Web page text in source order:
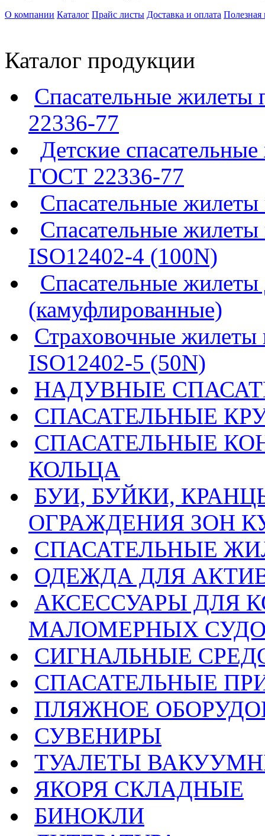
О компании Каталог Прайс листы Доставка и оплата
Каталог продукции
Спасательные
22336-77
Детские
ГОСТ 22336-77
Спасательные
Спасательные
ISO12402-4 (100N)
Спасательные
(камуфлированные)
Страховочные
ISO12402-5 (50N)
НАДУВНЫЕ
СПАСАТЕЛЬНЫЕ
СПАСАТЕЛЬНЫЕ
КОЛЬЦА
БУИ, БУЙКИ,
ОГРАЖДЕНИЯ ЗОН
СПАСАТЕЛЬНЫЕ
ОДЕЖДА ДЛЯ
АКСЕССУАРЫ ДЛЯ
МАЛОМЕРНЫХ
СИГНАЛЬНЫЕ
СПАСАТЕЛЬНЫЕ
ПЛЯЖНОЕ
СУВЕНИРЫ
ТУАЛЕТЫ
ЯКОРЯ СКЛАДНЫЕ
БИНОКЛИ